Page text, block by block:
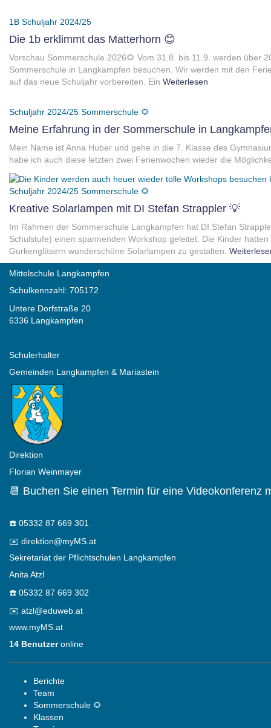
1B Schuljahr 2024/25
Die 1b erklimmt das Matterhorn 😊
Vorschau Sommerschule 2026🌻 Vom 31.8. bis 11.9. werden über
Sommerschule in Langkampfen besuchen. Wir werden mit den
auf das neue Schuljahr vorbereiten. Ein Weiterlesen
Schuljahr 2024/25 Sommerschule 🌻
Meine Erfahrung in der Sommerschule in
Mein Name ist Anna Huber und gehe in die 7. Klasse des
habe ich auch diese letzten zwei Ferienwochen wieder die
Schuljahr 2024/25 Sommerschule 🌻
Kreative Solarlampen mit DI Stefan Strappler 💡
Im Rahmen der Sommerschule Langkampfen hat DI Stefan
Schulstufe) einen spannenden Workshop geleitet. Die Kinder
Gurkengläsern wunderschöne Solarlampen zu gestalten.
Mittelschule Langkampfen
Schulkennzahl: 705172
Untere Dorfstraße 20
6336 Langkampfen
Schulerhalter
Gemeinden Langkampfen & Mariastein
Direktion
Florian Weinmayer
📆 Buchen Sie einen Termin für eine Videokonferenz
☎️ 05332 87 669 301
✉️ direktion@myMS.at
Sekretariat der Pflichtschulen Langkampfen
Anita Atzl
☎️ 05332 87 669 302
✉️ atzl@eduweb.at
www.myMS.at
14 Benutzeronline
Berichte
Team
Sommerschule 🌻
Klassen